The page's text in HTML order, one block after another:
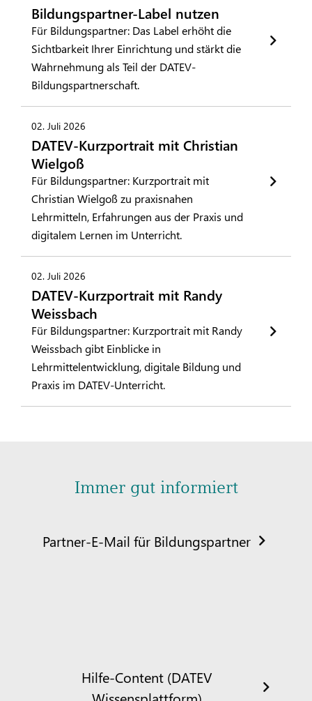
Bildungspartner-Label nutzen
Für Bildungspartner: Das Label erhöht die
Sichtbarkeit Ihrer Einrichtung und stärkt die
Wahrnehmung als Teil der DATEV-
Bildungspartnerschaft.
02. Juli 2026
DATEV-Kurzportrait mit Christian
Wielgoß
Für Bildungspartner: Kurzportrait mit
Christian Wielgoß zu praxisnahen
Lehrmitteln, Erfahrungen aus der Praxis und
digitalem Lernen im Unterricht.
02. Juli 2026
DATEV-Kurzportrait mit Randy
Weissbach
Für Bildungspartner: Kurzportrait mit Randy
Weissbach gibt Einblicke in
Lehrmittelentwicklung, digitale Bildung und
Praxis im DATEV-Unterricht.
Immer gut informiert
Partner-E-Mail für Bildungspartner
Hilfe-Content (DATEV